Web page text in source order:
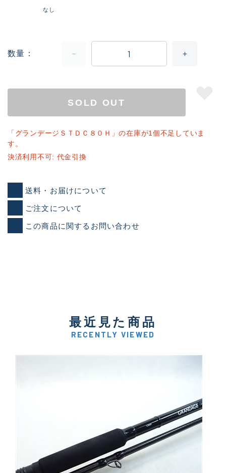
なし
数量
SOLD OUT
「グランデージＳＴＤＣ８０Ｈ」の在庫が1個不足していま
す。
決済利用不可: 代金引換
送料・お届けについて
ご注文について
この商品に関するお問い合わせ
最近見た商品
RECENTLY VIEWED